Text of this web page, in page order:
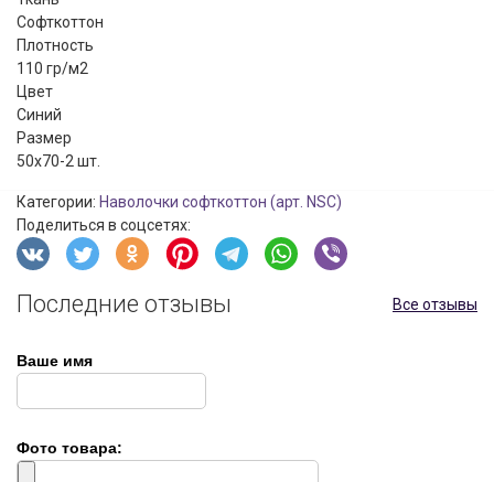
Софткоттон
Плотность
110 гр/м2
Цвет
Синий
Размер
50x70-2 шт.
Категории: Наволочки софткоттон (арт. NSC)
Поделиться в соцсетях:
Последние отзывы Все отзывы
Ваше имя
Фото товара: